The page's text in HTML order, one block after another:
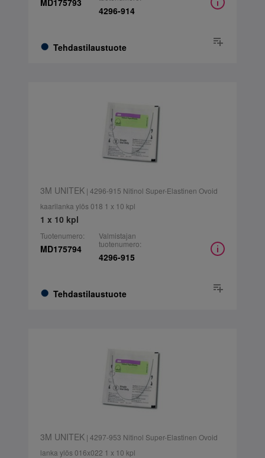
MD175793
Tehdastilaustuote
4296-914
3M UNITEK| 4296-915 Nitinol Super-Elastinen Ovoid
kaarilanka ylös 018 1 x 10 kpl
1 x 10 kpl
Tuotenumero:
MD175794
Tehdastilaustuote
Valmistajan
tuotenumero:
4296-915
3M UNITEK| 4297-953 Nitinol Super-Elastinen Ovoid
lanka ylös 016x022 1 x 10 kpl